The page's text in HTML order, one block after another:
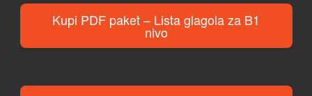
Kupi PDF paket – Lista glagola za B1
nivo